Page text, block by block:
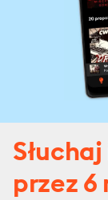
przez 6